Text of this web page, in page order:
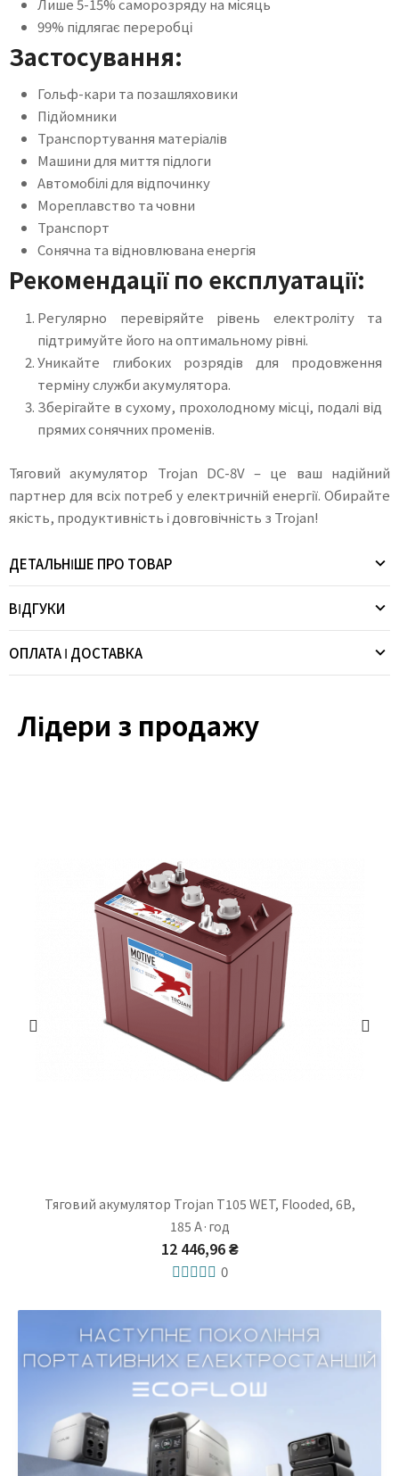
Лише 5-15% саморозряду на місяць
99% підлягає переробці
Застосування:
Гольф-кари та позашляховики
Підйомники
Транспортування матеріалів
Машини для миття підлоги
Автомобілі для відпочинку
Мореплавство та човни
Транспорт
Сонячна та відновлювана енергія
Рекомендації по експлуатації:
Регулярно перевіряйте рівень електроліту та
підтримуйте його на оптимальному рівні.
Уникайте глибоких розрядів для продовження
терміну служби акумулятора.
Зберігайте в сухому, прохолодному місці, подалі від
прямих сонячних променів.
Тяговий акумулятор Trojan DC-8V – це ваш надійний
партнер для всіх потреб у електричній енергії. Обирайте
якість, продуктивність і довговічність з Trojan!
ДЕТАЛЬНІШЕ ПРО ТОВАР
ВІДГУКИ
ОПЛАТА І ДОСТАВКА
Лідери з продажу
Тяговий акумулятор Trojan T105 WET, Flooded, 6В,
185 А·год
12 446,96 ₴
0